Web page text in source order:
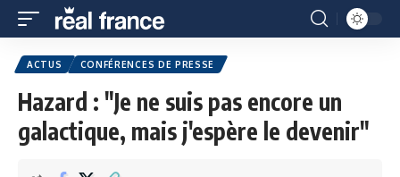
ACTUS CONFÉRENCES DE PRESSE
Hazard : "Je ne suis pas encore un
galactique, mais j'espère le devenir"